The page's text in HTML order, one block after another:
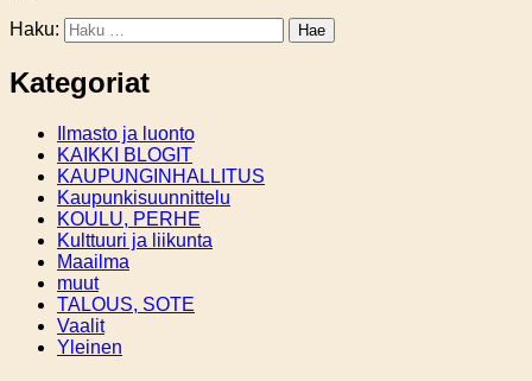
Haku:
Kategoriat
Ilmasto ja luonto
KAIKKI BLOGIT
KAUPUNGINHALLITUS
Kaupunkisuunnittelu
KOULU, PERHE
Kulttuuri ja liikunta
Maailma
muut
TALOUS, SOTE
Vaalit
Yleinen